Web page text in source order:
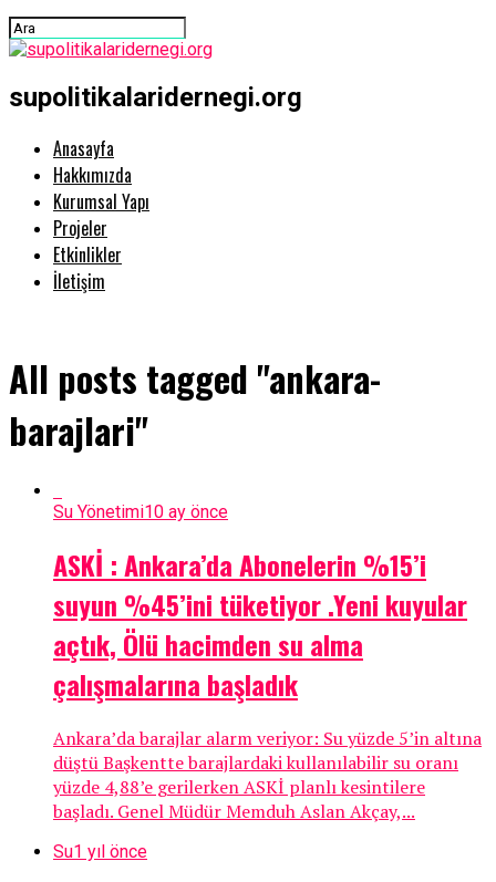
supolitikalaridernegi.org
Anasayfa
Hakkımızda
Kurumsal Yapı
Projeler
Etkinlikler
İletişim
All posts tagged "ankara-
barajlari"
Su Yönetimi10 ay önce
ASKİ : Ankara’da Abonelerin %15’i
suyun %45’ini tüketiyor .Yeni kuyular
açtık, Ölü hacimden su alma
çalışmalarına başladık
Ankara’da barajlar alarm veriyor: Su yüzde 5’in altına
düştü Başkentte barajlardaki kullanılabilir su oranı
yüzde 4,88’e gerilerken ASKİ planlı kesintilere
başladı. Genel Müdür Memduh Aslan Akçay,...
Su1 yıl önce